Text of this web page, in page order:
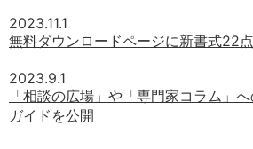
2023.11.1
無料ダウンロードページに新書式22
2023.9.1
「相談の広場」や「専門家コラム」
ガイドを公開